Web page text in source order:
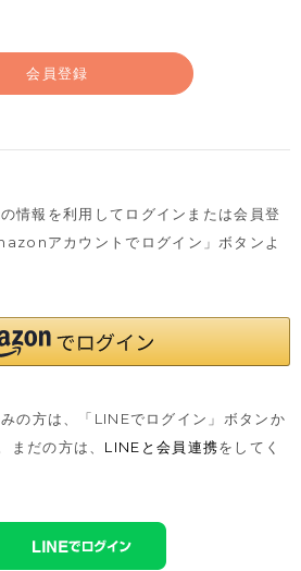
会員登録
報を利用してログインまたは会員登
アカウントでログイン」ボタンよ
の方は、「LINEでログイン」ボタンか
まだの方は、 LINEと会員連携をしてく